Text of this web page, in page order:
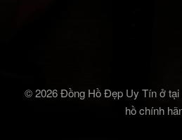
© 2026 Đồng Hồ Đẹp Uy Tín ở
hồ chính